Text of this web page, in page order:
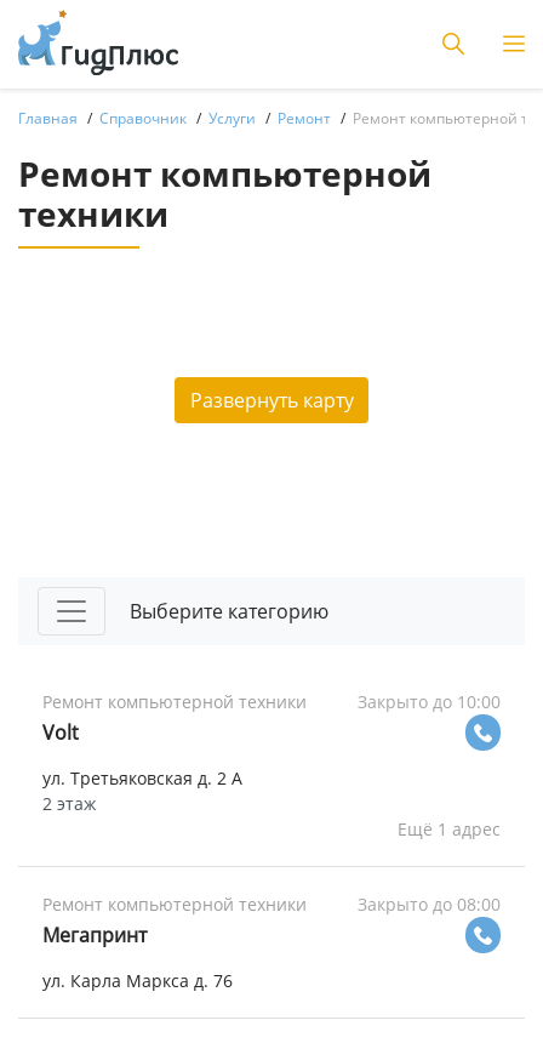
Главная Справочник Услуги Ремонт Ремонт компьютерной
Ремонт компьютерной
техники
Развернуть карту
Выберите категорию
Ремонт компьютерной техники Закрыто до 10:00
Volt
ул. Третьяковская д. 2 А
2 этаж
Ещё 1 адрес
Ремонт компьютерной техники Закрыто до 08:00
Мегапринт
ул. Карла Маркса д. 76